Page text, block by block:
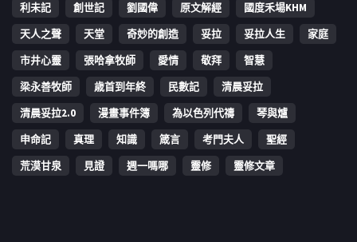
利未記
創世記 劉國偉 原文解經
國度禾場KHM
天人之聲
天堂 奇妙的創造 妥拉 妥拉人生
家庭
市井心靈
張哈拿牧師 愛情 敬拜
智慧
梁永善牧師
歳首到年終 民數記
清晨妥拉
清晨妥拉2.0
漫畫事件簿 為以色列代禱
琴與爐
申命記
真理 知識 箴言 考門夫人
聖經
荒漠甘泉
見證 週一嗎哪 靈修 靈修文章